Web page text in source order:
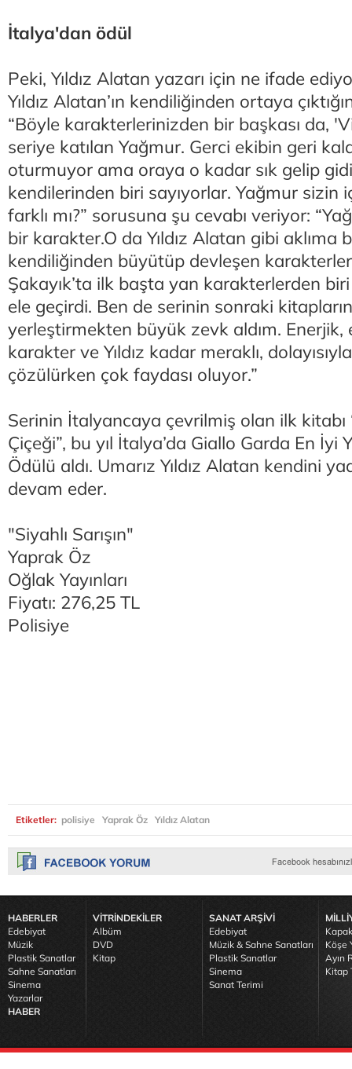
İtalya'dan ödül
Peki, Yıldız Alatan yazarı için ne ifade
Yıldız Alatan’ın kendiliğinden ortaya
“Böyle karakterlerinizden bir başkası da,
seriye katılan Yağmur. Gerci ekibin geri
oturmuyor ama oraya o kadar sık gelip
kendilerinden biri sayıyorlar. Yağmur sizin
farklı mı?” sorusuna şu cevabı veriyor:
bir karakter.O da Yıldız Alatan gibi aklıma
kendiliğinden büyütüp devleşen
Şakayık’ta ilk başta yan karakterlerden
ele geçirdi. Ben de serinin sonraki
yerleştirmekten büyük zevk aldım. Enerjik,
karakter ve Yıldız kadar meraklı,
çözülürken çok faydası oluyor.”
Serinin İtalyancaya çevrilmiş olan ilk kitabı
Çiçeği”, bu yıl İtalya’da Giallo Garda En İyi
Ödülü aldı. Umarız Yıldız Alatan kendini
devam eder.
"Siyahlı Sarışın"
Yaprak Öz
Oğlak Yayınları
Fiyatı: 276,25 TL
Polisiye
Etiketler: polisiye Yaprak Öz Yıldız Alatan
HABERLER
Edebiyat
Müzik
Plastik Sanatlar
Sahne Sanatları
Sinema
Yazarlar
HABER
VİTRİNDEKİLER
Albüm
DVD
Kitap
SANAT ARŞİVİ
Edebiyat
Müzik & Sahne Sanatları
Plastik Sanatlar
Sinema
Sanat Terimi
Köşe
Ayın
Kitap